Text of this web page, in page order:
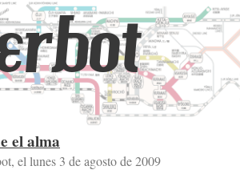
el alma
el lunes 3 de agosto de 2009